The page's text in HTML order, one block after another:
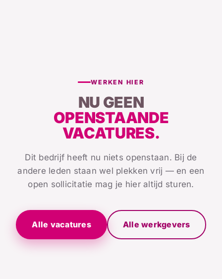
WERKEN HIER
NU GEEN
OPENSTAANDE
VACATURES.
Dit bedrijf heeft nu niets openstaan. Bij de
andere leden staan wel plekken vrij — en een
open sollicitatie mag je hier altijd sturen.
Alle vacatures Alle werkgevers